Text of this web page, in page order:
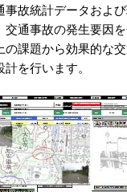
事故統計データおよ
交通事故の発生要因
の課題から効果的な
計を行います。